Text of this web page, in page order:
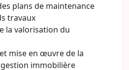
plans de maintenance
travaux
la valorisation du
mise en œuvre de la
immobilière